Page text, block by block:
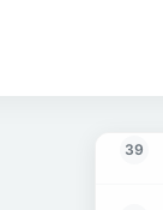
39